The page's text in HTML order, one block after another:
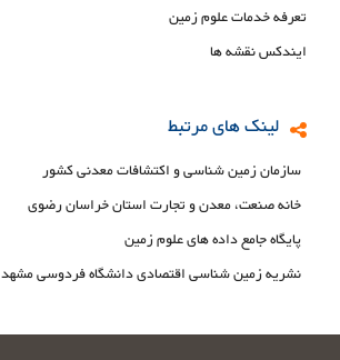
تعرفه خدمات علوم زمین
ایندکس نقشه ها
لینک های مرتبط
سازمان زمین شناسی و اکتشافات معدنی کشور
خانه صنعت، معدن و تجارت استان خراسان رضوی
پایگاه جامع داده های علوم زمین
نشریه زمین شناسی اقتصادی دانشگاه فردوسی مشهد